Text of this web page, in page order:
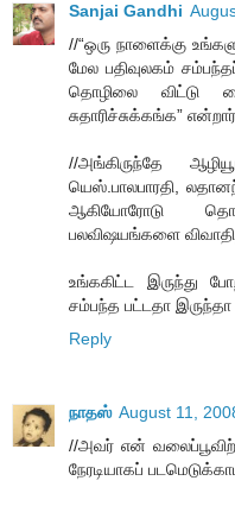
Sanjai Gandhi
//“ஒரு நாளைக்கு
மேல பதிவுலகம்
தொழிலை விட்டு
சுதாரிச்சுக்கங்க”
//அங்கிருந்தே
யெஸ்.பாலபாரதி,
ஆகியோரோடு
பலவிஷயங்களை
உங்ககிட்ட இருந்து
சம்பந்த பட்டதா
Reply
நாதஸ் August 11,
//அவர் என்
நேரடியாகப்